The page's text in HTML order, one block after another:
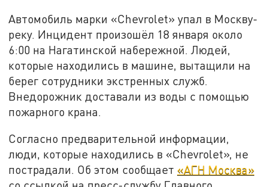
Автомобиль марки «Chevrolet» упал в Москву-
реку. Инцидент произошёл 18 января около
6:00 на Нагатинской набережной. Людей,
которые находились в машине, вытащили на
берег сотрудники экстренных служб.
Внедорожник доставали из воды с помощью
пожарного крана.
Согласно предварительной информации,
люди, которые находились в «Chevrolet», не
пострадали. Об этом сообщает «АГН Москва»